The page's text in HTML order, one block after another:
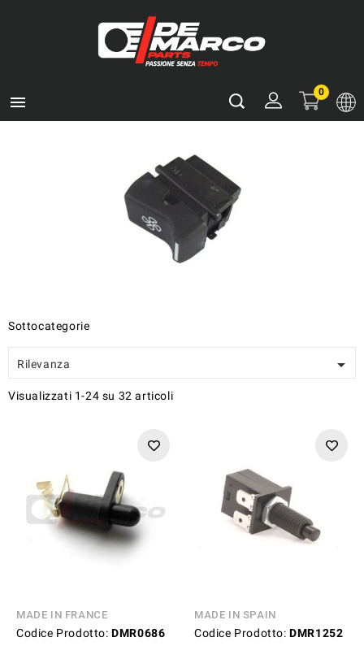

0
Sottocategorie
Rilevanza 
Visualizzati 1-24 su 32 articoli
MADE IN FRANCE
Codice Prodotto: DMR0686
MADE IN SPAIN
Codice Prodotto: DMR1252